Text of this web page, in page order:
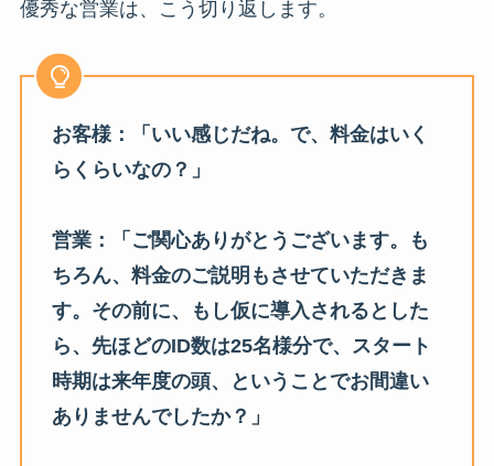
優秀な営業は、こう切り返します。
お客様：「いい感じだね。で、料金はいく
らくらいなの？」
営業：「ご関心ありがとうございます。も
ちろん、料金のご説明もさせていただきま
す。その前に、もし仮に導入されるとした
ら、先ほどのID数は25名様分で、スタート
時期は来年度の頭、ということでお間違い
ありませんでしたか？」